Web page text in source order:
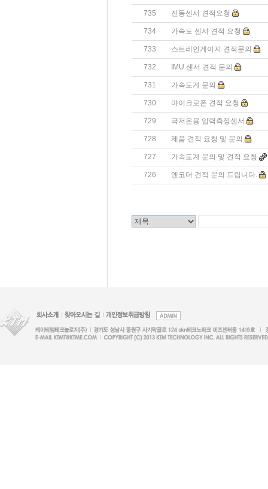
735 진동센서 견적요청
734 가속도 센서 견적 요청
733 스트레인게이지 견적문의
732 IMU 센서 견적 문의
731 가속도계 문의
730 마이크로폰 견적 요청
729 극저온용 압력측정센서
728 제품 견적 요청 및 문의
727 가속도계 문의 및 견적 요청
726 엔코더 견적 문의 드립니다.